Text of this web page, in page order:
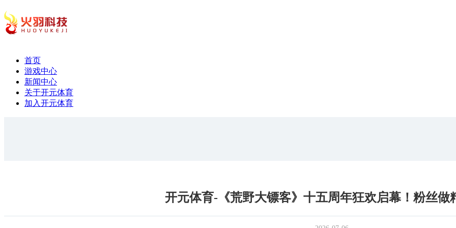
首页
游戏中心
新闻中心
关于开元体育
加入开元体育
开元体育-《荒野大镖客》十五周年狂欢启幕！粉丝做